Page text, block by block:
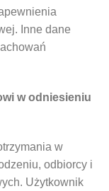
Inne dane
w odniesieniu
w
odbiorcy i
Użytkownik